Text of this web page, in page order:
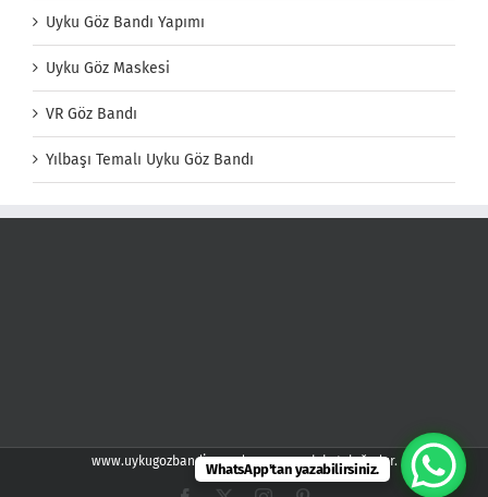
Uyku Göz Bandı Yapımı
Uyku Göz Maskesi
VR Göz Bandı
Yılbaşı Temalı Uyku Göz Bandı
www.uykugozbandi.com demspor web kataloğudur.
WhatsApp'tan yazabilirsiniz.